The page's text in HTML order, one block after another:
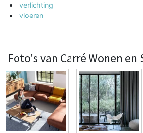
verlichting
vloeren
Foto's van Carré Wonen en